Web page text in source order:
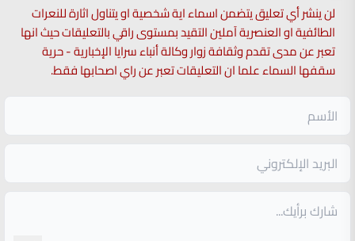
لن ينشر أي تعليق يتضمن اسماء اية شخصية او يتناول اثارة للنعرات
الطائفية او العنصرية آملين التقيد بمستوى راقي بالتعليقات حيث انها
تعبر عن مدى تقدم وثقافة زوار وكالة أنباء سرايا الإخبارية - حرية
سقفها السماء علما ان التعليقات تعبر عن راي اصحابها فقط.